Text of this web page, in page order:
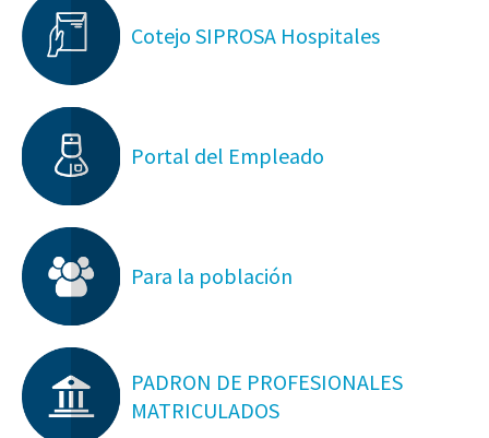
Cotejo SIPROSA Hospitales
Portal del Empleado
Para la población
PADRON DE PROFESIONALES
MATRICULADOS